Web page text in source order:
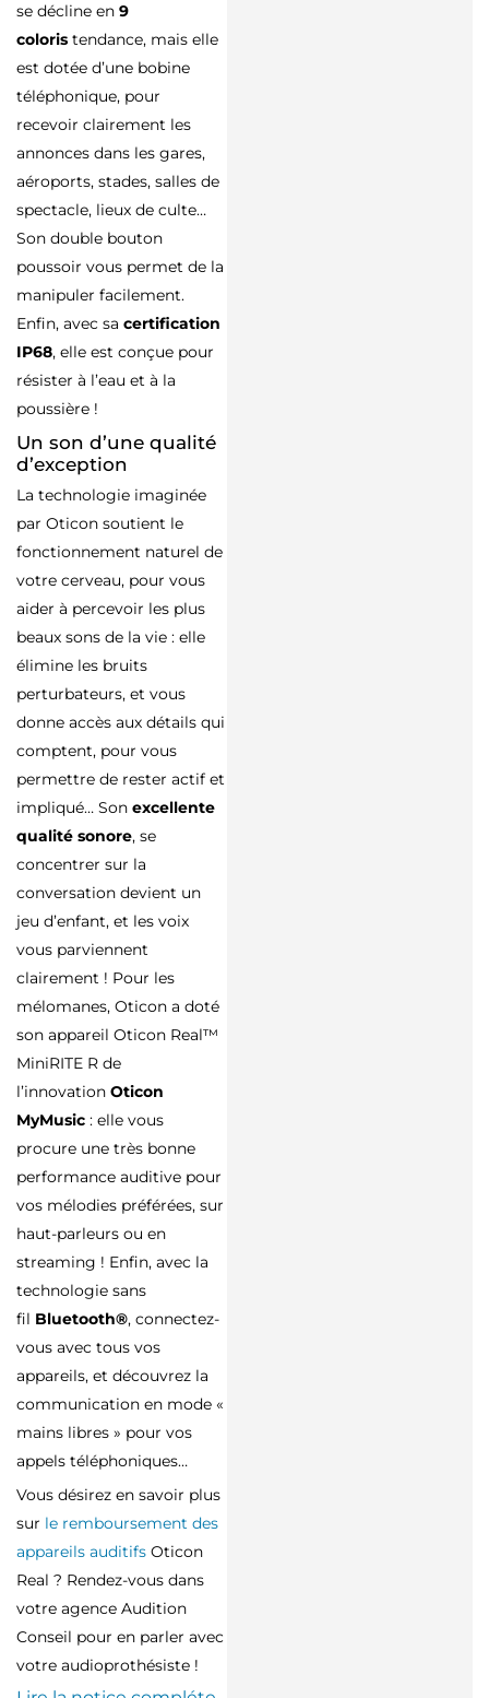
se décline en 9
coloris tendance, mais elle
est dotée d’une bobine
téléphonique, pour
recevoir clairement les
annonces dans les gares,
aéroports, stades, salles de
spectacle, lieux de culte…
Son double bouton
poussoir vous permet de la
manipuler facilement.
Enfin, avec sa certification
IP68, elle est conçue pour
résister à l’eau et à la
poussière !
Un son d’une qualité
d’exception
La technologie imaginée
par Oticon soutient le
fonctionnement naturel de
votre cerveau, pour vous
aider à percevoir les plus
beaux sons de la vie : elle
élimine les bruits
perturbateurs, et vous
donne accès aux détails qui
comptent, pour vous
permettre de rester actif et
impliqué… Son excellente
qualité sonore, se
concentrer sur la
conversation devient un
jeu d’enfant, et les voix
vous parviennent
clairement ! Pour les
mélomanes, Oticon a doté
son appareil Oticon Real™
MiniRITE R de
l’innovation Oticon
MyMusic : elle vous
procure une très bonne
performance auditive pour
vos mélodies préférées, sur
haut-parleurs ou en
streaming ! Enfin, avec la
technologie sans
fil Bluetooth®, connectez-
vous avec tous vos
appareils, et découvrez la
communication en mode «
mains libres » pour vos
appels téléphoniques…
Vous désirez en savoir plus
sur le remboursement des
appareils auditifs Oticon
Real ? Rendez-vous dans
votre agence Audition
Conseil pour en parler avec
votre audioprothésiste !